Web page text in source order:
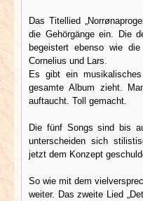
Das Titellied
die Gehörgänge ein. Die
begeistert ebenso wie
Cornelius und Lars.
Es gibt ein
gesamte Album zieht.
auftaucht. Toll gemacht.
Die fünf Songs sind bis
unterscheiden sich
jetzt dem Konzept
So wie mit dem
weiter. Das zweite Lied